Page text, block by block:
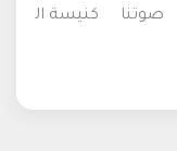
صوتنا
كنيسة ال